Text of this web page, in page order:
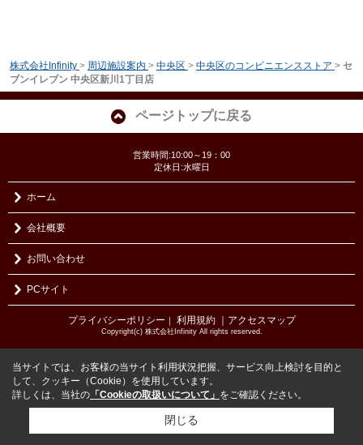
株式会社Infinity > 周辺施設案内 > 中央区 > 中央区のコンビニエンスストア > セ
ブンイレブン 中央区新川1丁目店
ページトップに戻る
営業時間:10:00～19：00
定休日:水曜日
ホーム
会社概要
お問い合わせ
PCサイト
プライバシーポリシー ｜ 利用規約 ｜アクセスマップ
Copyright(c) 株式会社Infinity All rights reserved.
当サイトでは、お客様の当サイト利用状況把握、サービス向上検討を目的と
して、クッキー（Cookie）を使用しています。
詳しくは、当社の 「Cookieの取扱いについて」 をご確認ください。
閉じる